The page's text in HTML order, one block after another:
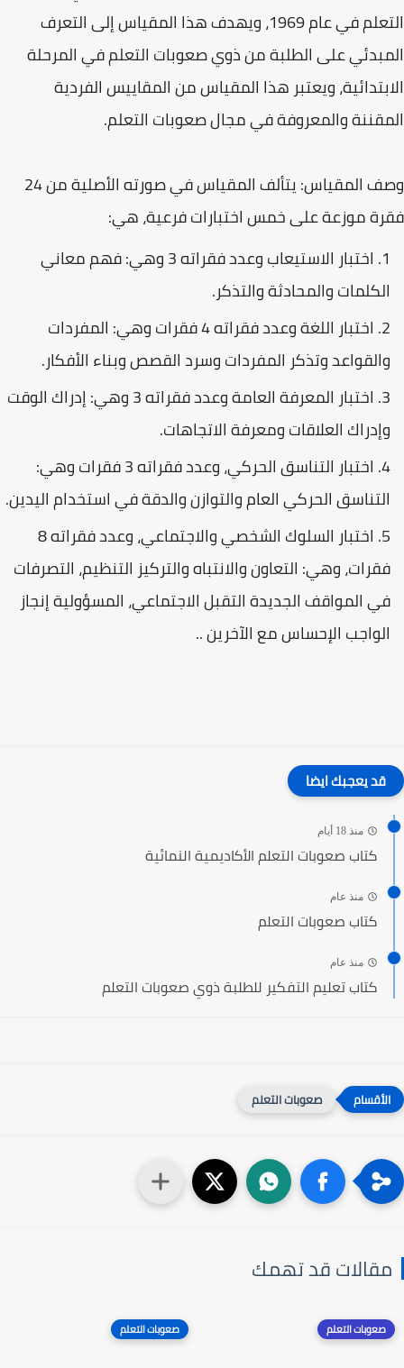
التعلم في عام 1969، ويهدف هذا المقياس إلى التعرف
المبدئي على الطلبة من ذوي صعوبات التعلم في المرحلة
الابتدائية، ويعتبر هذا المقياس من المقاييس الفردية
المقننة والمعروفة في مجال صعوبات التعلم.
وصف المقياس: يتألف المقياس في صورته الأصلية من 24
فقرة موزعة على خمس اختبارات فرعية، هي:
اختبار الاستيعاب وعدد فقراته 3 وهي: فهم معاني
الكلمات والمحادثة والتذكر.
اختبار اللغة وعدد فقراته 4 فقرات وهي: المفردات
والقواعد وتذكر المفردات وسرد القصص وبناء الأفكار.
اختبار المعرفة العامة وعدد فقراته 3 وهي: إدراك الوقت
وإدراك العلاقات ومعرفة الاتجاهات.
اختبار التناسق الحركي، وعدد فقراته 3 فقرات وهي:
التناسق الحركي العام والتوازن والدقة في استخدام اليدين.
اختبار السلوك الشخصي والاجتماعي، وعدد فقراته 8
فقرات، وهي: التعاون والانتباه والتركيز التنظيم، التصرفات
في المواقف الجديدة التقبل الاجتماعي، المسؤولية إنجاز
الواجب الإحساس مع الآخرين ..
قد يعجبك ايضا
منذ 18 أيام
كتاب صعوبات التعلم الأكاديمية النمائية
منذ عام
كتاب صعوبات التعلم
منذ عام
كتاب تعليم التفكير للطلبة ذوي صعوبات التعلم
صعوبات التعلم
مقالات قد تهمك
صعوبات التعلم صعوبات التعلم